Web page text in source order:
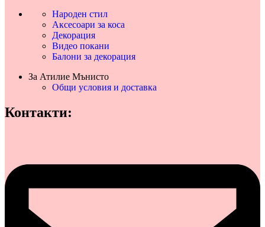
Народен стил
Аксесоари за коса
Декорация
Видео покани
Балони за декорация
За Атилие Мънисто
Общи условия и доставка
Контакти: